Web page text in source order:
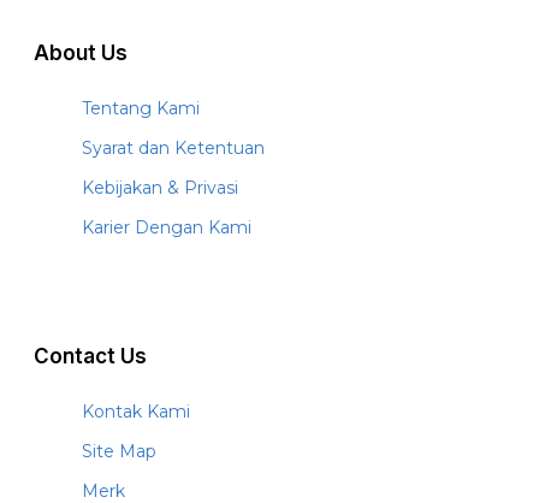
About Us
Tentang Kami
Syarat dan Ketentuan
Kebijakan & Privasi
Karier Dengan Kami
Contact Us
Kontak Kami
Site Map
Merk